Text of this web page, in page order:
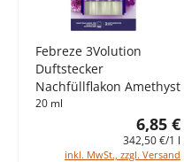
Febreze 3Volution
Duftstecker
Nachfüllflakon Amethyst
20 ml
6,85 €
342,50 €/1 l
inkl. MwSt., zzgl. Versand